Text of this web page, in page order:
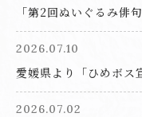
「第2回ぬいぐるみ俳
2026.07.10
愛媛県より「ひめボス
2026.07.02